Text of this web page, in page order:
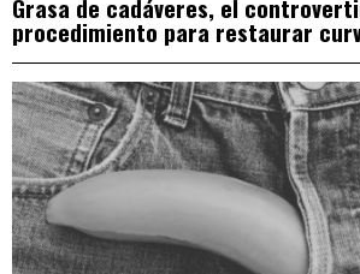
Grasa de cadáveres, el
procedimiento para restaurar